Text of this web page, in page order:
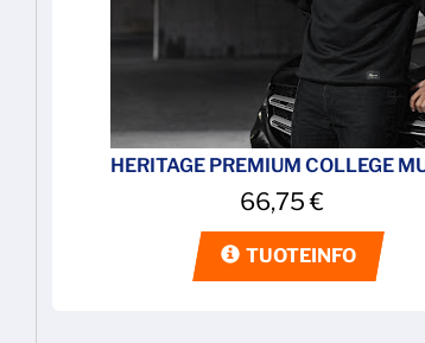
HERITAGE PREMIUM COLLEGE
66,75€
TUOTEINFO